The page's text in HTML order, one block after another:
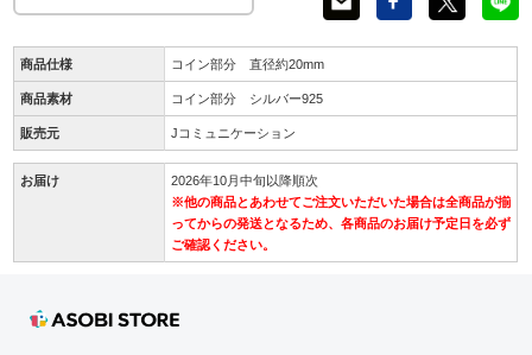
商品仕様 コイン部分 直径約20mm
商品素材 コイン部分 シルバー925
販売元 Jコミュニケーション
お届け
2026年10月中旬以降順次
※他の商品とあわせてご注文いただいた場合は全商品が揃
ってからの発送となるため、各商品のお届け予定日を必ず
ご確認ください。